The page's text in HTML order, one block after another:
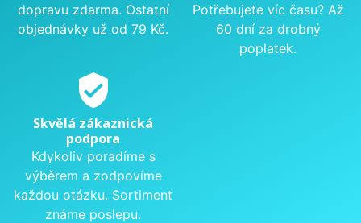
dopravu zdarma. Ostatní
objednávky už od 79 Kč.
Potřebujete víc času? Až
60 dní za drobný
poplatek.
verified_user
Skvělá zákaznická
podpora
Kdykoliv poradíme s
výběrem a zodpovíme
každou otázku. Sortiment
známe poslepu.